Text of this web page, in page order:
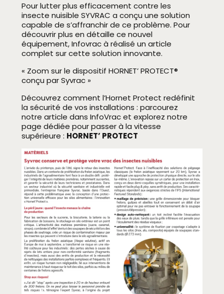
Pour lutter plus efficacement contre les
insecte nuisible SYVRAC a conçu une solution
capable de s’affranchir de ce problème. Pour
découvrir plus en détaille ce nouvel
équipement, Infovrac à réalisé un article
complet sur cette solution innovante.
« Zoom sur le dispositif HORNET’ PROTECT®
conçu par Syvrac »
Découvrez comment l’Hornet Protect redéfinit
la sécurité de vos installations : parcourez
notre article dans InfoVrac et explorez notre
page dédiée pour passer à la vitesse
supérieure : HORNET’ PROTECT